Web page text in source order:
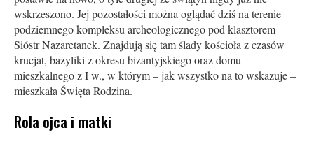
wskrzeszono. Jej pozostałości można oglądać dziś na terenie
podziemnego kompleksu archeologicznego pod klasztorem
Sióstr Nazaretanek. Znajdują się tam ślady kościoła z czasów
krucjat, bazyliki z okresu bizantyjskiego oraz domu
mieszkalnego z I w., w którym – jak wszystko na to wskazuje –
mieszkała Święta Rodzina.
Rola ojca i matki